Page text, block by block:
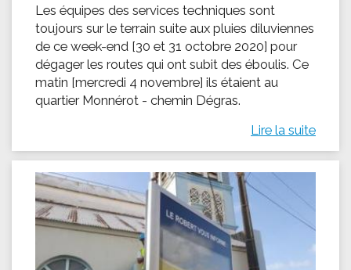
Les équipes des services techniques sont
toujours sur le terrain suite aux pluies diluviennes
de ce week-end [30 et 31 octobre 2020] pour
dégager les routes qui ont subit des éboulis. Ce
matin [mercredi 4 novembre] ils étaient au
quartier Monnérot - chemin Dégras.
Lire la suite